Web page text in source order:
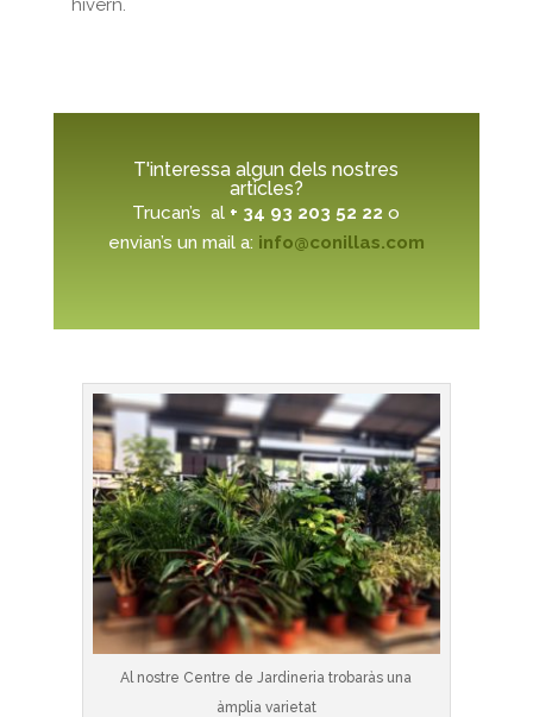
hivern.
T'interessa algun dels nostres
articles?
Trucan’s al + 34 93 203 52 22o
envian’s un mail a: info@conillas.com
Al nostre Centre de Jardineria trobaràs una
àmplia varietat